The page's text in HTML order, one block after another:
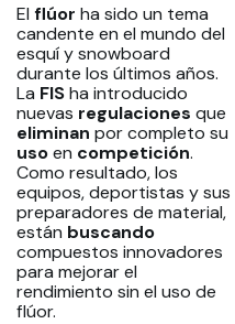
El flúor ha sido un tema
candente en el mundo del
esquí y snowboard
durante los últimos años.
La FISha introducido
nuevas regulaciones que
eliminan por completo su
usoen competición.
Como resultado, los
equipos, deportistas y sus
preparadores de material,
están buscando
compuestos innovadores
para mejorar el
rendimiento sin el uso de
flúor.